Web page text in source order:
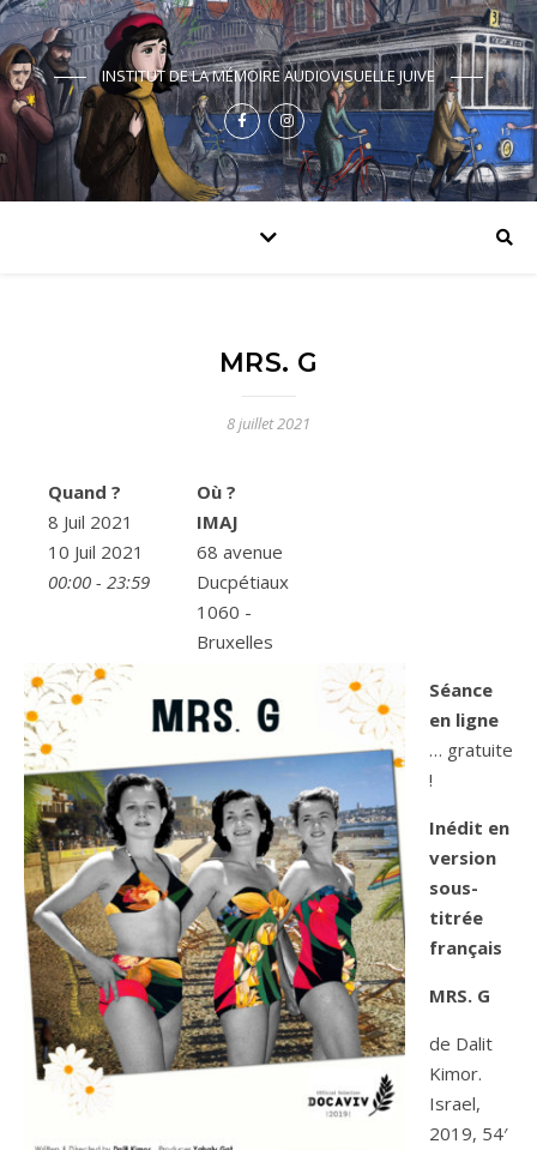
INSTITUT DE LA MÉMOIRE AUDIOVISUELLE JUIVE
MRS. G
8 juillet 2021
Quand ?
8 Juil 2021
10 Juil 2021
00:00 - 23:59
Où ?
IMAJ
68 avenue
Ducpétiaux
1060 -
Bruxelles
Séance
en ligne
… gratuite
!
Inédit en
version
sous-
titrée
français
MRS. G
de Dalit
Kimor.
Israel,
2019, 54′